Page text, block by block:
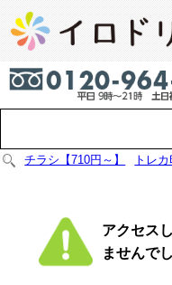
チラシ【710円～】 トレカ
アクセス
ませんで